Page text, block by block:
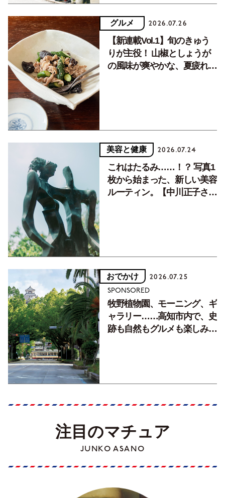
グルメ 2026.07.26
【新連載Vol.1】旬のきゅう
りが主役！ 山椒としょうが
の風味が爽やかな、夏疲れを
美容と健康 2026.07.24
これはたるみ……！？ 写真1
枚から始まった、新しい美容
ルーティン。【中川正子さん
おでかけ 2026.07.25
SPONSORED
牧野植物園、モーニング、ギ
ャラリー……高知市内で、史
跡も自然もグルメも楽しみ尽
注目のマチュア
JUNKO ASANO